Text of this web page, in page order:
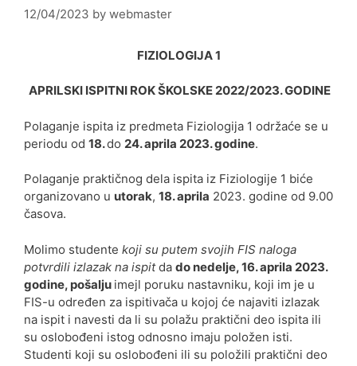
12/04/2023 by webmaster
FIZIOLOGIJA 1
APRILSKI ISPITNI ROK ŠKOLSKE 2022/2023. GODINE
Polaganje ispita iz predmeta Fiziologija 1 održaće se u
periodu od 18.do 24. aprila 2023. godine.
Polaganje praktičnog dela ispita iz Fiziologije 1 biće
organizovano u utorak, 18. aprila 2023. godine od 9.00
časova.
Molimo studente koji su putem svojih FIS naloga
potvrdili izlazak na ispitda do nedelje, 16. aprila 2023.
godine, pošalju imejl poruku nastavniku, koji im je u
FIS-u određen za ispitivača u kojoj će najaviti izlazak
na ispit i navesti da li su polažu praktični deo ispita ili
su oslobođeni istog odnosno imaju položen isti.
Studenti koji su oslobođeni ili su položili praktični deo